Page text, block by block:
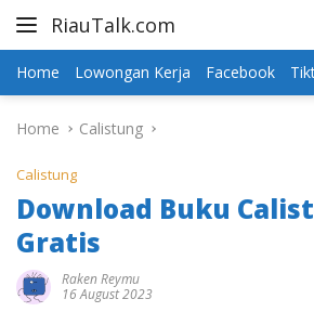
RiauTalk.com
Update
Terkini
Home Lowongan Kerja Facebook
Home Calistung
Calistung
Download Buku
Gratis
Raken Reymu
16 August 2023